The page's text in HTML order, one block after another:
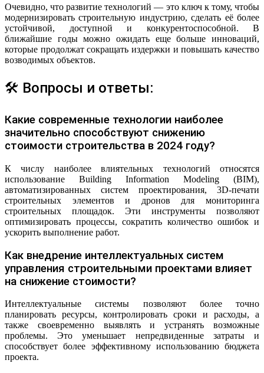
Очевидно, что развитие технологий — это ключ к тому, чтобы
модернизировать строительную индустрию, сделать её более
устойчивой, доступной и конкурентоспособной. В
ближайшие годы можно ожидать еще больше инноваций,
которые продолжат сокращать издержки и повышать качество
возводимых объектов.
🛠 Вопросы и ответы:
Какие современные технологии наиболее
значительно способствуют снижению
стоимости строительства в 2024 году?
К числу наиболее влиятельных технологий относятся
использование Building Information Modeling (BIM),
автоматизированных систем проектирования, 3D-печати
строительных элементов и дронов для мониторинга
строительных площадок. Эти инструменты позволяют
оптимизировать процессы, сократить количество ошибок и
ускорить выполнение работ.
Как внедрение интеллектуальных систем
управления строительными проектами влияет
на снижение стоимости?
Интеллектуальные системы позволяют более точно
планировать ресурсы, контролировать сроки и расходы, а
также своевременно выявлять и устранять возможные
проблемы. Это уменьшает непредвиденные затраты и
способствует более эффективному использованию бюджета
проекта.